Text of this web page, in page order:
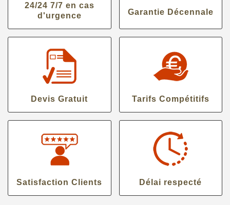
24/24 7/7 en cas
d'urgence
Garantie Décennale
Devis Gratuit Tarifs Compétitifs
Satisfaction Clients Délai respecté